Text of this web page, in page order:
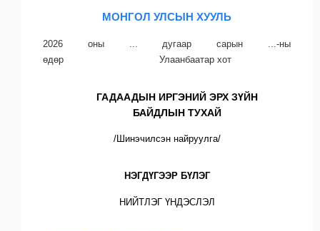
МОНГОЛ УЛСЫН ХУУЛЬ
2026 оны ... дугаар сарын ...-ны
өдөр Улаанбаатар хот
ГАДААДЫН ИРГЭНИЙ ЭРХ ЗҮЙН
БАЙДЛЫН ТУХАЙ
/Шинэчилсэн найруулга/
НЭГДҮГЭЭР БҮЛЭГ
НИЙТЛЭГ ҮНДЭСЛЭЛ